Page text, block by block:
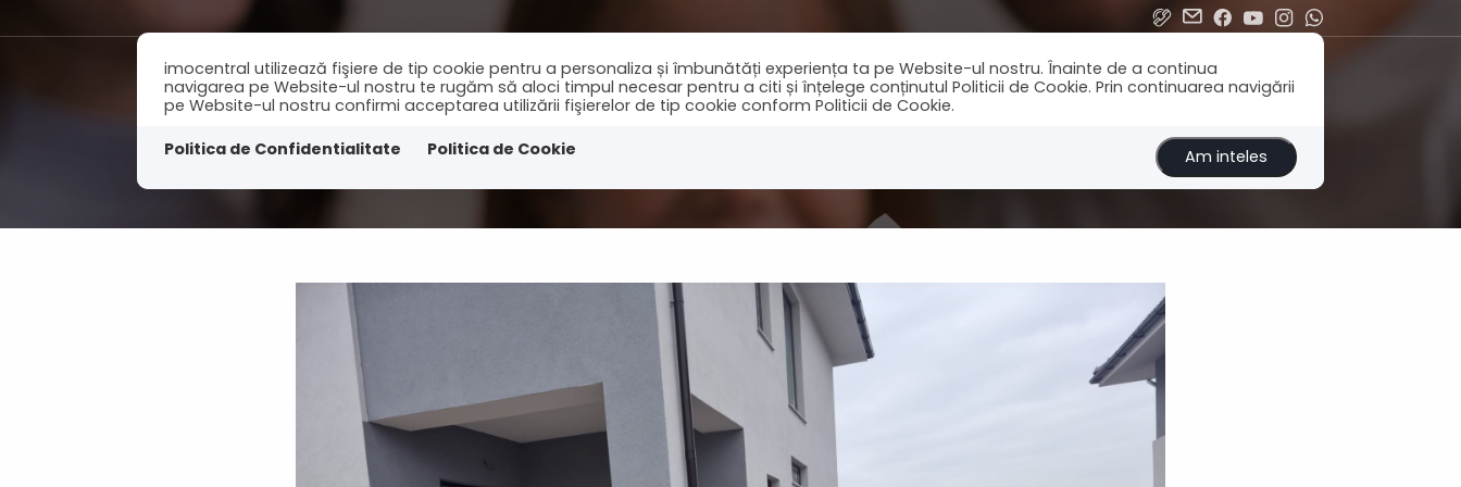
imocentral utilizează fişiere de tip cookie pentru a personaliza și îmbunătăți experiența ta pe Website-ul nostru. Înainte de a continua
navigarea pe Website-ul nostru te rugăm să aloci timpul necesar pentru a citi și înțelege conținutul Politicii de Cookie. Prin continuarea navigării
pe Website-ul nostru confirmi acceptarea utilizării fişierelor de tip cookie conform Politicii de Cookie.
Politica de Confidentialitate
Politica de Cookie Am inteles
Acasa Vanzari Inchirieri Cautari Stiri Contact